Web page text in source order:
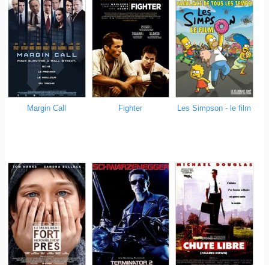
Margin Call Fighter Les Simpson - le film